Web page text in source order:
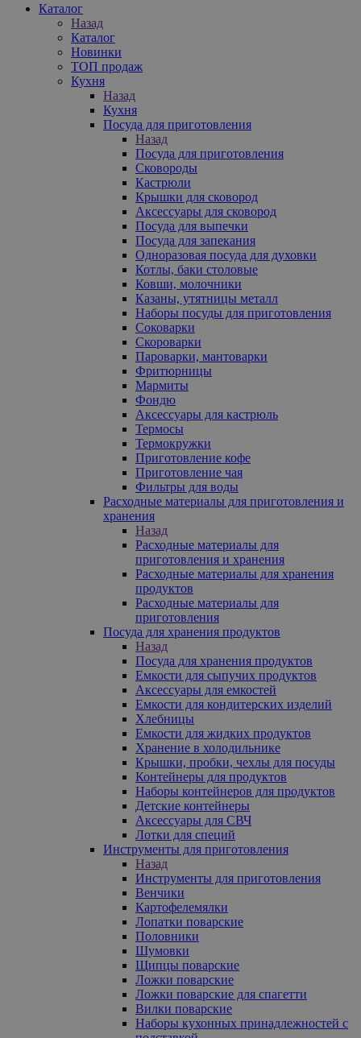
Каталог
Назад
Каталог
Новинки
ТОП продаж
Кухня
Назад
Кухня
Посуда для приготовления
Назад
Посуда для приготовления
Сковороды
Кастрюли
Крышки для сковород
Аксессуары для сковород
Посуда для выпечки
Посуда для запекания
Одноразовая посуда для духовки
Котлы, баки столовые
Ковши, молочники
Казаны, утятницы металл
Наборы посуды для приготовления
Соковарки
Скороварки
Пароварки, мантоварки
Фритюрницы
Мармиты
Фондю
Аксессуары для кастрюль
Термосы
Термокружки
Приготовление кофе
Приготовление чая
Фильтры для воды
Расходные материалы для приготовления и
хранения
Назад
Расходные материалы для
приготовления и хранения
Расходные материалы для хранения
продуктов
Расходные материалы для
приготовления
Посуда для хранения продуктов
Назад
Посуда для хранения продуктов
Емкости для сыпучих продуктов
Аксессуары для емкостей
Емкости для кондитерских изделий
Хлебницы
Емкости для жидких продуктов
Хранение в холодильнике
Крышки, пробки, чехлы для посуды
Контейнеры для продуктов
Наборы контейнеров для продуктов
Детские контейнеры
Аксессуары для СВЧ
Лотки для специй
Инструменты для приготовления
Назад
Инструменты для приготовления
Венчики
Картофелемялки
Лопатки поварские
Половники
Шумовки
Щипцы поварские
Ложки поварские
Ложки поварские для спагетти
Вилки поварские
Наборы кухонных принадлежностей с